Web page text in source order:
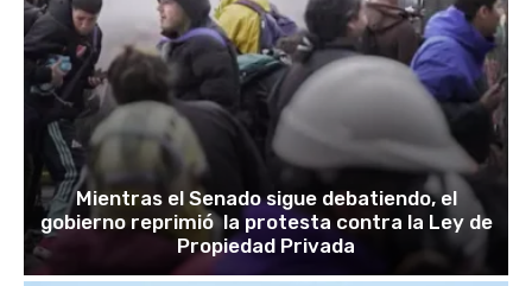
Mientras el Senado sigue debatiendo, el
gobierno reprimió la protesta contra la Ley de
Propiedad Privada